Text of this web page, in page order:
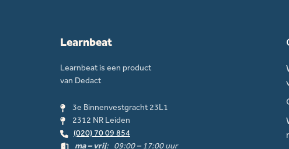
Learnbeat
Learnbeat is een product
van Dedact
3e Binnenvestgracht 23L1
2312 NR Leiden
(020) 70 09 854
ma – vrij: 09:00 – 17:00 uur